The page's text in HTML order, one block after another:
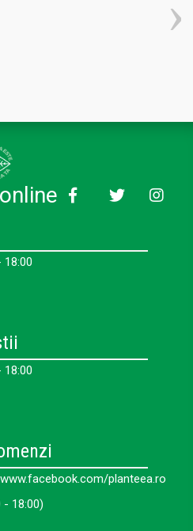
18:00
18:00
planteea.ro
- 18:00)